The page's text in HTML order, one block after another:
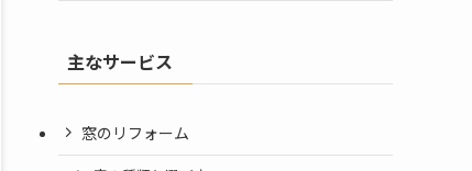
主なサービス
窓のリフォーム